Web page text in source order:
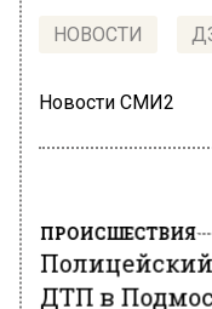
НОВОСТИ
Новости СМИ2
ПРОИСШЕСТВИЯ
ДТП в